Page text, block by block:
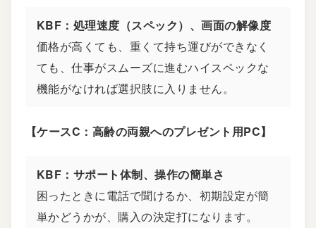
KBF：処理速度（スペック）、画面の解像度
価格が高くても、重くて持ち運びができなく
ても、仕事がスムーズに進むハイスペックな
機能がなければ選択肢に入りません。
【ケースC：高齢の両親へのプレゼント用PC】
KBF：サポート体制、操作の簡単さ
困ったときに電話で聞けるか、初期設定が簡
単かどうかが、購入の決定打になります。